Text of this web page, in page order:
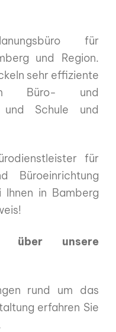
für
und Region.
sehr effiziente
Büro- und
und Schule und
für
Büroeinrichtung
in Bamberg
über unsere
rund um das
erfahren Sie